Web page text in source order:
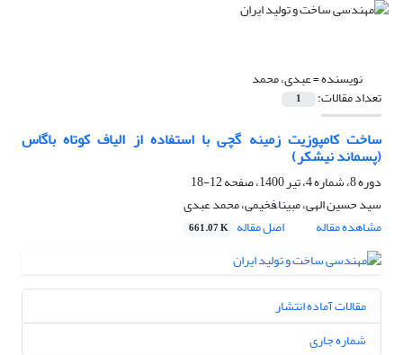
نویسنده =عبدی، محمد
تعداد مقالات: 1
ساخت کامپوزیت زمینه گچی با استفاده از الیاف کوتاه باگاس
(پسماند نیشکر)
دوره 8، شماره 4، تیر 1400، صفحه
12-18
سید حسین الهی، مبینا ّفخیمی، محمد عبدی
مشاهده مقاله
اصل مقاله 661.07 K
مقالات آماده انتشار
شماره جاری